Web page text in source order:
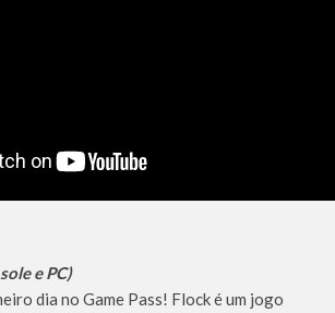
e PC)
dia no Game Pass! Flock é um jogo